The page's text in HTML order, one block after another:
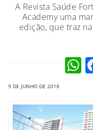
A Revista Saúde
Academy uma
edição, que traz
9 DE JUNHO DE 2018